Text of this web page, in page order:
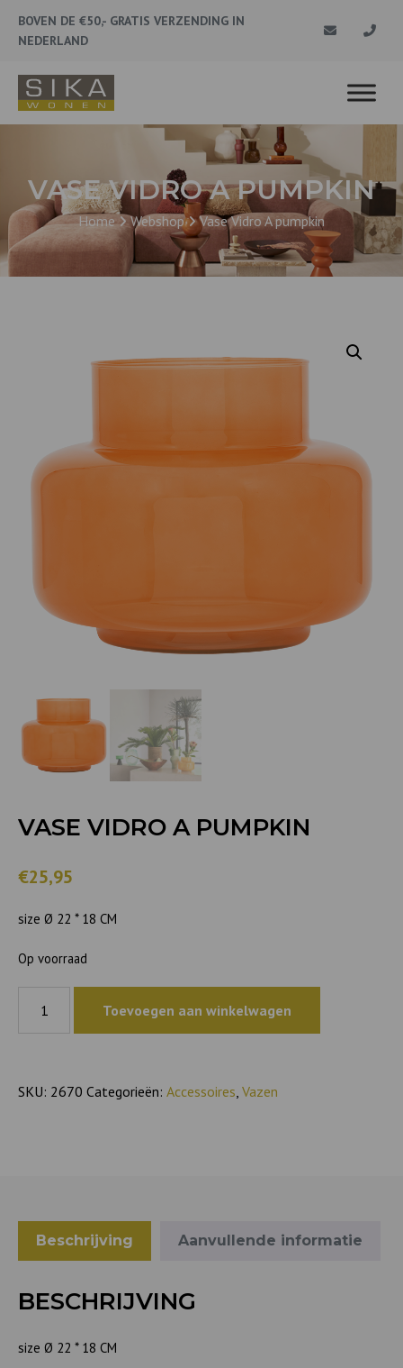
BOVEN DE €50,- GRATIS VERZENDING IN
NEDERLAND
VASE VIDRO A PUMPKIN
Home Webshop Vase Vidro A pumpkin
VASE VIDRO A PUMPKIN
€25,95
size Ø 22 * 18 CM
Op voorraad
Vidro
aantal
Toevoegen aan winkelwagen
SKU: 2670 Categorieën: Accessoires, Vazen
Beschrijving Aanvullende informatie
BESCHRIJVING
size Ø 22 * 18 CM